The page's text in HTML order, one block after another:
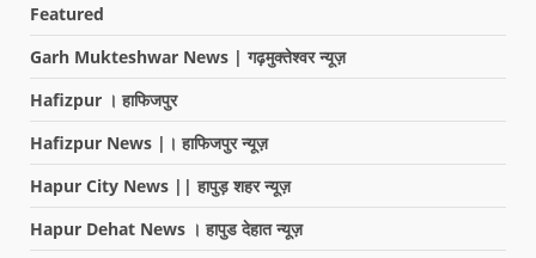
Featured
Garh Mukteshwar News | गढ़मुक्तेश्वर न्यूज़
Hafizpur । हाफिजपुर
Hafizpur News |। हाफिजपुर न्यूज़
Hapur City News || हापुड़ शहर न्यूज़
Hapur Dehat News । हापुड देहात न्यूज़